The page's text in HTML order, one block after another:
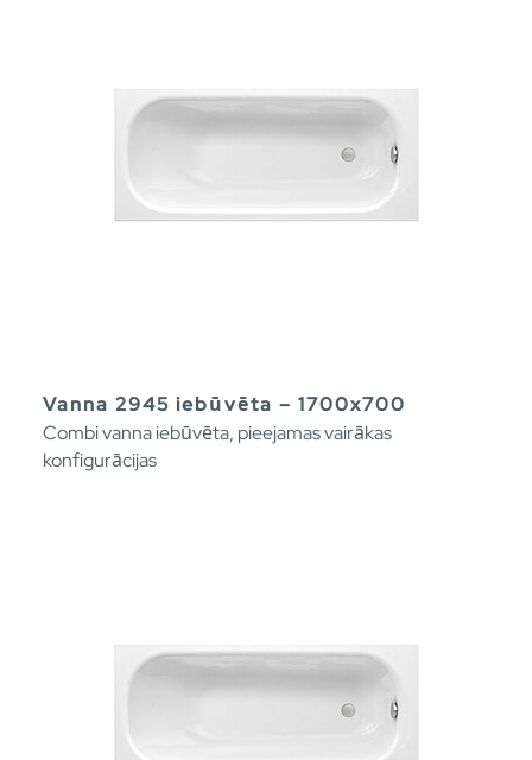
Vanna 2945 iebūvēta – 1700x700
Combi vanna iebūvēta, pieejamas vairākas
konfigurācijas